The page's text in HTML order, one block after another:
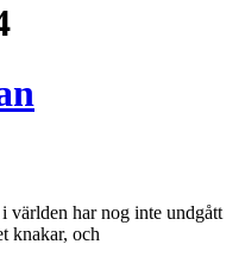
världen har nog inte undgått
knakar, och